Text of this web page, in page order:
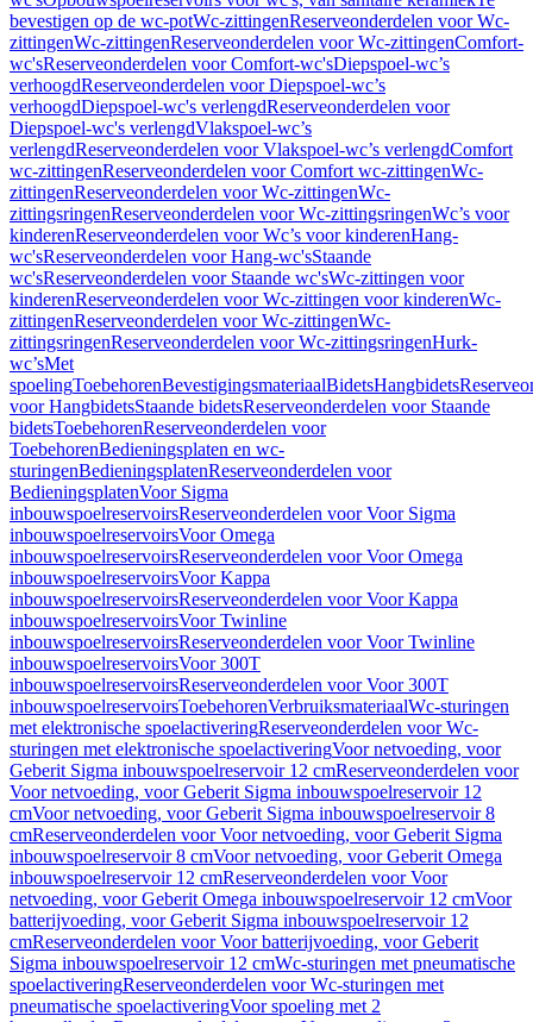
bevestigen op de wc-potWc-zittingenReserveonderdelen voor Wc-
zittingenWc-zittingenReserveonderdelen voor Wc-zittingenComfort-
wc'sReserveonderdelen voor Comfort-wc'sDiepspoel-wc’s
verhoogdReserveonderdelen voor Diepspoel-wc’s
verhoogdDiepspoel-wc's verlengdReserveonderdelen voor
Diepspoel-wc's verlengdVlakspoel-wc’s
verlengdReserveonderdelen voor Vlakspoel-wc’s verlengdComfort
wc-zittingenReserveonderdelen voor Comfort wc-zittingenWc-
zittingenReserveonderdelen voor Wc-zittingenWc-
zittingsringenReserveonderdelen voor Wc-zittingsringenWc’s voor
kinderenReserveonderdelen voor Wc’s voor kinderenHang-
wc'sReserveonderdelen voor Hang-wc'sStaande
wc'sReserveonderdelen voor Staande wc'sWc-zittingen voor
kinderenReserveonderdelen voor Wc-zittingen voor kinderenWc-
zittingenReserveonderdelen voor Wc-zittingenWc-
zittingsringenReserveonderdelen voor Wc-zittingsringenHurk-
wc’sMet
spoelingToebehorenBevestigingsmateriaalBidetsHangbidets
voor HangbidetsStaande bidetsReserveonderdelen voor Staande
bidetsToebehorenReserveonderdelen voor
ToebehorenBedieningsplaten en wc-
sturingenBedieningsplatenReserveonderdelen voor
BedieningsplatenVoor Sigma
inbouwspoelreservoirsReserveonderdelen voor Voor Sigma
inbouwspoelreservoirsVoor Omega
inbouwspoelreservoirsReserveonderdelen voor Voor Omega
inbouwspoelreservoirsVoor Kappa
inbouwspoelreservoirsReserveonderdelen voor Voor Kappa
inbouwspoelreservoirsVoor Twinline
inbouwspoelreservoirsReserveonderdelen voor Voor Twinline
inbouwspoelreservoirsVoor 300T
inbouwspoelreservoirsReserveonderdelen voor Voor 300T
inbouwspoelreservoirsToebehorenVerbruiksmateriaalWc-sturingen
met elektronische spoelactiveringReserveonderdelen voor Wc-
sturingen met elektronische spoelactiveringVoor netvoeding, voor
Geberit Sigma inbouwspoelreservoir 12 cmReserveonderdelen voor
Voor netvoeding, voor Geberit Sigma inbouwspoelreservoir 12
cmVoor netvoeding, voor Geberit Sigma inbouwspoelreservoir 8
cmReserveonderdelen voor Voor netvoeding, voor Geberit Sigma
inbouwspoelreservoir 8 cmVoor netvoeding, voor Geberit Omega
inbouwspoelreservoir 12 cmReserveonderdelen voor Voor
netvoeding, voor Geberit Omega inbouwspoelreservoir 12 cmVoor
batterijvoeding, voor Geberit Sigma inbouwspoelreservoir 12
cmReserveonderdelen voor Voor batterijvoeding, voor Geberit
Sigma inbouwspoelreservoir 12 cmWc-sturingen met pneumatische
spoelactiveringReserveonderdelen voor Wc-sturingen met
pneumatische spoelactiveringVoor spoeling met 2